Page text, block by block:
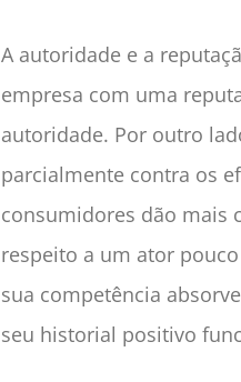
A autoridade e a
empresa com uma
autoridade. Por outro
parcialmente contra os
consumidores dão mais
respeito a um ator
sua competência
seu historial positivo